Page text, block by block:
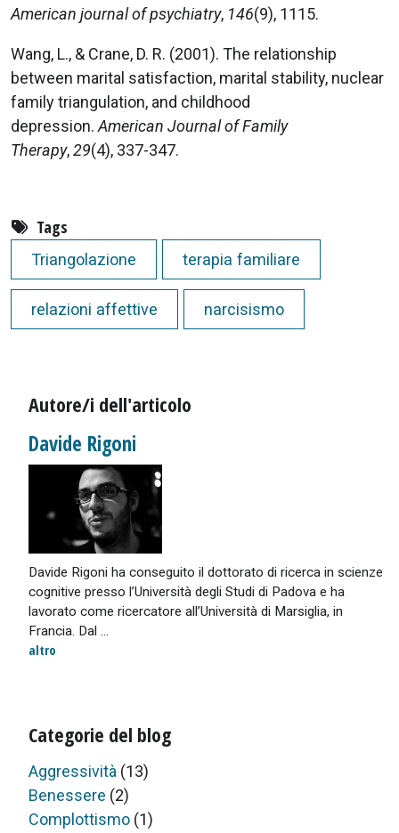
American journal of psychiatry, 146(9), 1115.
Wang, L., & Crane, D. R. (2001). The relationship
between marital satisfaction, marital stability, nuclear
family triangulation, and childhood
depression. American Journal of Family
Therapy,29(4), 337-347.
Tags
Triangolazione terapia familiare
relazioni affettive narcisismo
Autore/i dell'articolo
Davide Rigoni
Davide Rigoni ha conseguito il dottorato di ricerca in scienze
cognitive presso l’Università degli Studi di Padova e ha
lavorato come ricercatore all’Università di Marsiglia, in
Francia. Dal ...
altro
Categorie del blog
Aggressività (13)
Benessere (2)
Complottismo (1)